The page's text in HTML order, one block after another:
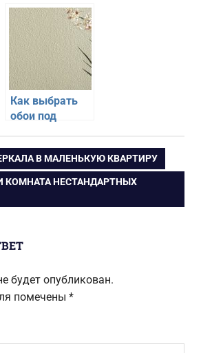
для кухни
Как выбрать
обои под
В МАЛЕНЬКУЮ КВАРТИРУ
КОМНАТА НЕСТАНДАРТНЫХ
будет опубликован.
помечены *